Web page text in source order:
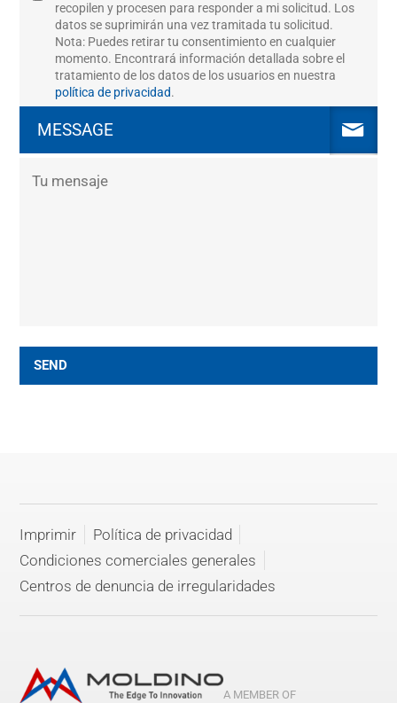
recopilen y procesen para responder a mi solicitud. Los
datos se suprimirán una vez tramitada tu solicitud.
Nota: Puedes retirar tu consentimiento en cualquier
momento. Encontrará información detallada sobre el
tratamiento de los datos de los usuarios en nuestra
política de privacidad.
MESSAGE
SEND
Imprimir
Política de privacidad
Condiciones comerciales generales
Centros de denuncia de irregularidades
A MEMBER OF